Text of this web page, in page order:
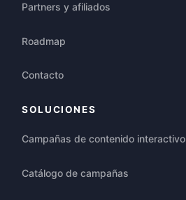
Partners y afiliados
Roadmap
Contacto
SOLUCIONES
Campañas de contenido interactivo
Catálogo de campañas